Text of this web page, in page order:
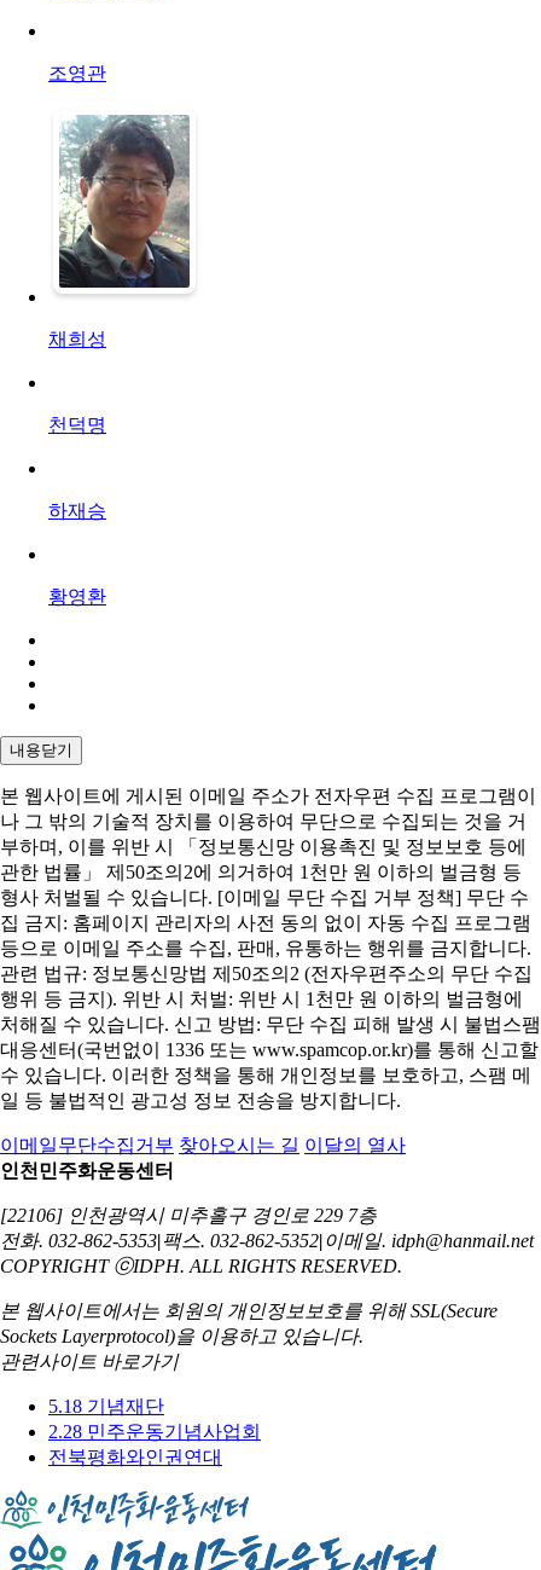
조영관
채희성
천덕명
하재승
황영환
내용닫기
본 웹사이트에 게시된 이메일 주소가 전자우편 수집 프로그램이
나 그 밖의 기술적 장치를 이용하여 무단으로 수집되는 것을 거
부하며, 이를 위반 시 「정보통신망 이용촉진 및 정보보호 등에
관한 법률」 제50조의2에 의거하여 1천만 원 이하의 벌금형 등
형사 처벌될 수 있습니다. [이메일 무단 수집 거부 정책] 무단 수
집 금지: 홈페이지 관리자의 사전 동의 없이 자동 수집 프로그램
등으로 이메일 주소를 수집, 판매, 유통하는 행위를 금지합니다.
관련 법규: 정보통신망법 제50조의2 (전자우편주소의 무단 수집
행위 등 금지). 위반 시 처벌: 위반 시 1천만 원 이하의 벌금형에
처해질 수 있습니다. 신고 방법: 무단 수집 피해 발생 시 불법스팸
대응센터(국번없이 1336 또는 www.spamcop.or.kr)를 통해 신고할
수 있습니다. 이러한 정책을 통해 개인정보를 보호하고, 스팸 메
일 등 불법적인 광고성 정보 전송을 방지합니다.
이메일무단수집거부 찾아오시는 길 이달의 열사
인천민주화운동센터
[22106] 인천광역시 미추홀구 경인로 229 7층
전화. 032-862-5353|팩스. 032-862-5352|이메일. idph@hanmail.net
COPYRIGHT ⓒIDPH. ALL RIGHTS RESERVED.
본 웹사이트에서는 회원의 개인정보보호를 위해SSL(Secure
Sockets Layerprotocol)을 이용하고 있습니다.
관련사이트 바로가기
5.18 기념재단
2.28 민주운동기념사업회
전북평화와인권연대